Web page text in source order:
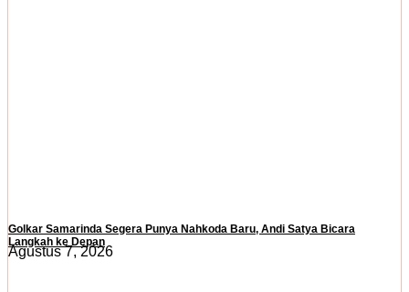
Golkar Samarinda Segera Punya Nahkoda Baru, Andi Satya Bicara
Langkah ke Depan
Agustus 7, 2026